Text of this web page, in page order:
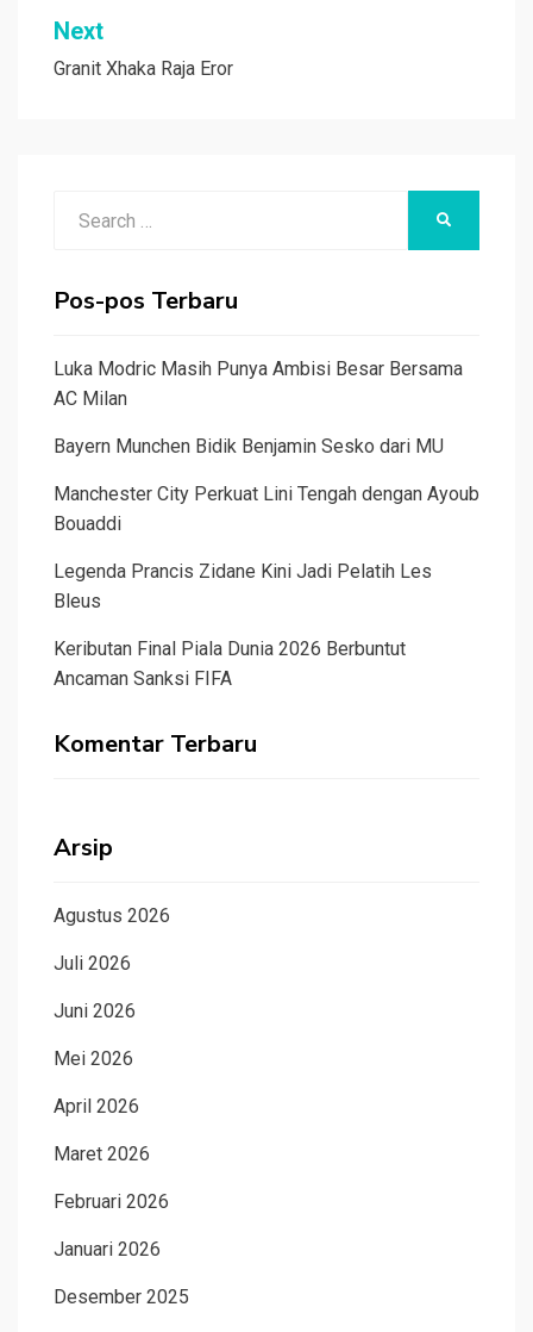
Next
Granit Xhaka Raja Eror
Pos-pos Terbaru
Luka Modric Masih Punya Ambisi Besar Bersama
AC Milan
Bayern Munchen Bidik Benjamin Sesko dari MU
Manchester City Perkuat Lini Tengah dengan Ayoub
Bouaddi
Legenda Prancis Zidane Kini Jadi Pelatih Les
Bleus
Keributan Final Piala Dunia 2026 Berbuntut
Ancaman Sanksi FIFA
Komentar Terbaru
Arsip
Agustus 2026
Juli 2026
Juni 2026
Mei 2026
April 2026
Maret 2026
Februari 2026
Januari 2026
Desember 2025